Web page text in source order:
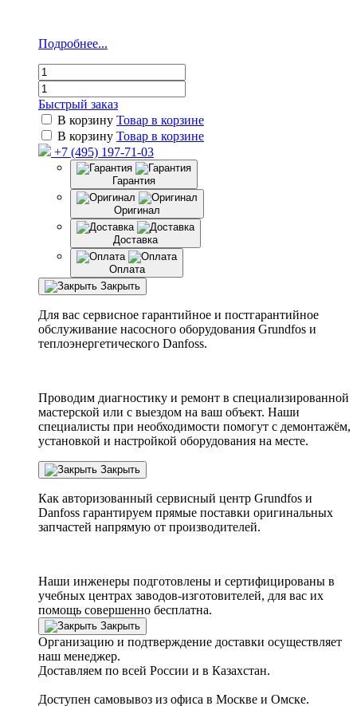
Подробнее...
Быстрый заказ
В корзину Товар в корзине
В корзину Товар в корзине
+7 (495) 197-71-03
Гарантия
Оригинал
Доставка
Оплата
Закрыть
Для вас сервисное гарантийное и постгарантийное
обслуживание насосного оборудования Grundfos и
теплоэнергетического Danfoss.
Проводим диагностику и ремонт в специализированной
мастерской или с выездом на ваш объект. Наши
специалисты при необходимости помогут с демонтажём,
установкой и настройкой оборудования на месте.
Закрыть
Как авторизованный сервисный центр Grundfos и
Danfoss гарантируем прямые поставки оригинальных
запчастей напрямую от производителей.
Наши инженеры подготовлены и сертифицированы в
учебных центрах заводов-изготовителей, для вас их
помощь совершенно бесплатна.
Закрыть
Организацию и подтверждение доставки осуществляет
наш менеджер.
Доставляем по всей России и в Казахстан.
Доступен самовывоз из офиса в Москве и Омске.